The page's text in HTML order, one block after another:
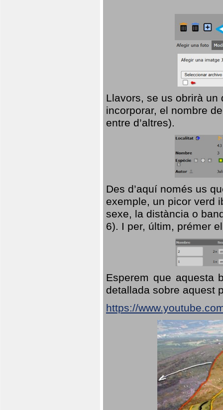
Llavors, se us obrirà
incorporar, el nombre
entre d’altres).
Des d’aquí només us
exemple, un picor verd
sexe, la distància o
6). I per, últim, prémer
Esperem que aquesta
detallada sobre aquest
https://